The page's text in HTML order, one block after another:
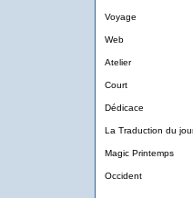
Voyage
Web
Atelier
Court
Dédicace
La Traduction du
Magic Printemps
Occident